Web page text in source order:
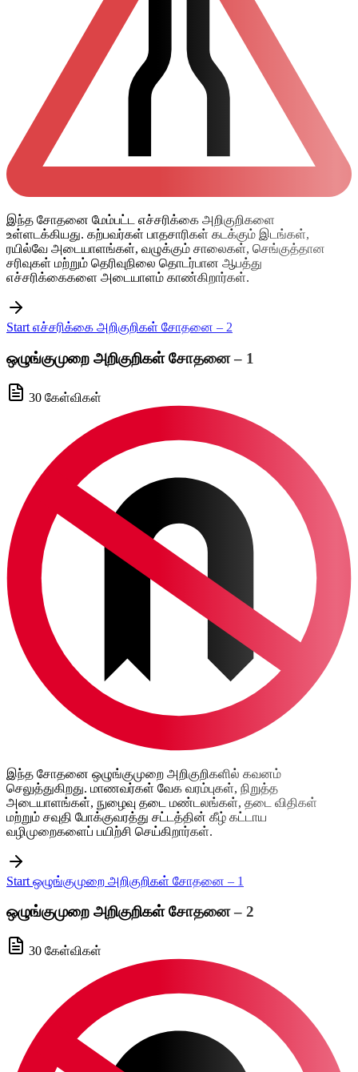
இந்த சோதனை மேம்பட்ட எச்சரிக்கை அறிகுறிகளை
உள்ளடக்கியது. கற்பவர்கள் பாதசாரிகள் கடக்கும் இடங்கள்,
ரயில்வே அடையாளங்கள், வழுக்கும் சாலைகள், செங்குத்தான
சரிவுகள் மற்றும் தெரிவுநிலை தொடர்பான ஆபத்து
எச்சரிக்கைகளை அடையாளம் காண்கிறார்கள்.
Start எச்சரிக்கை அறிகுறிகள் சோதனை – 2
ஒழுங்குமுறை அறிகுறிகள் சோதனை – 1
30 கேள்விகள்
இந்த சோதனை ஒழுங்குமுறை அறிகுறிகளில் கவனம்
செலுத்துகிறது. மாணவர்கள் வேக வரம்புகள், நிறுத்த
அடையாளங்கள், நுழைவு தடை மண்டலங்கள், தடை விதிகள்
மற்றும் சவுதி போக்குவரத்து சட்டத்தின் கீழ் கட்டாய
வழிமுறைகளைப் பயிற்சி செய்கிறார்கள்.
Start ஒழுங்குமுறை அறிகுறிகள் சோதனை – 1
ஒழுங்குமுறை அறிகுறிகள் சோதனை – 2
30 கேள்விகள்